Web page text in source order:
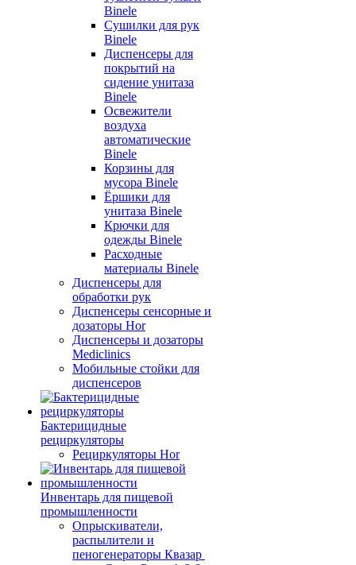
Binele
Сушилки для рук
Binele
Диспенсеры для
покрытий на
сидение унитаза
Binele
Освежители
воздуха
автоматические
Binele
Корзины для
мусора Binele
Ёршики для
унитаза Binele
Крючки для
одежды Binele
Расходные
материалы Binele
Диспенсеры для
обработки рук
Диспенсеры сенсорные и
дозаторы Hor
Диспенсеры и дозаторы
Mediclinics
Мобильные стойки для
диспенсеров
Бактерицидные
рециркуляторы
Рециркуляторы Hor
Инвентарь для пищевой
промышленности
Опрыскиватели,
распылители и
пеногенераторы Квазар